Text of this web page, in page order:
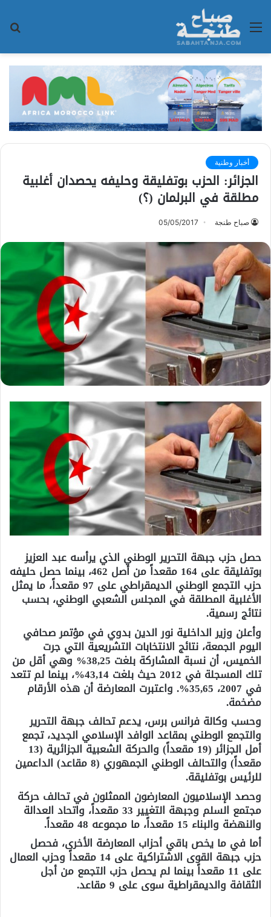
القائمة
أخبار وطنية
الجزائر: الحزب بوتفليقة وحليفه يحصدان أغلبية
مطلقة في البرلمان (؟)
صباح طنجة 05/05/2017
حصل حزب جبهة التحرير الوطني الذي يرأسه عبد العزيز
بوتفليقة على 164 مقعداً من أصل 462، بينما حصل حليفه
حزب التجمع الوطني الديمقراطي على 97 مقعداً، ما يمثل
الأغلبية المطلقة في المجلس الشعبي الوطني، بحسب
نتائج رسمية.
وأعلن وزير الداخلية نور الدين بدوي في مؤتمر صحافي
اليوم الجمعة، نتائج الانتخابات التشريعية التي جرت
الخميس، أن نسبة المشاركة بلغت 38,25% وهي أقل من
تلك المسجلة في 2012 حيث بلغت 43,14%، بينما لم تتعد
في 2007، 35,65%. واعتبرت المعارضة أن هذه الأرقام
مضخمة.
وحسب وكالة فرانس برس، يدعم تحالف جبهة التحرير
والتجمع الوطني بمقاعد الوافد الإسلامي الجديد، تجمع
أمل الجزائر (19 مقعداً) والحركة الشعبية الجزائرية (13
مقعداً) والتحالف الوطني الجمهوري (8 مقاعد) الداعمين
للرئيس بوتفليقة.
وحصد الإسلاميون المعارضون الممثلون في تحالف حركة
مجتمع السلم وجبهة التغيير 33 مقعداً، واتحاد العدالة
والنهضة والبناء 15 مقعداً، ما مجموعه 48 مقعداً.
أما في ما يخص باقي أحزاب المعارضة الأخرى، فحصل
حزب جبهة القوى الاشتراكية على 14 مقعداً وحزب العمال
على 11 مقعداً بينما لم يحصل حزب التجمع من أجل
الثقافة والديمقراطية سوى على 9 مقاعد.